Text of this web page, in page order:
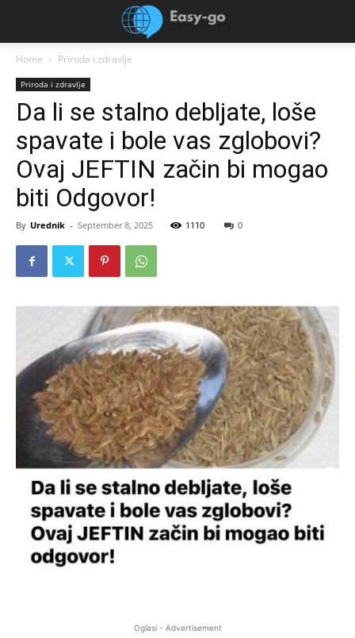
Home Priroda i zdravlje
Priroda i zdravlje
Da li se stalno debljate, loše
spavate i bole vas zglobovi?
Ovaj JEFTIN začin bi mogao
biti Odgovor!
By Urednik - September 8, 2025 1110 0
Oglasi - Advertisement